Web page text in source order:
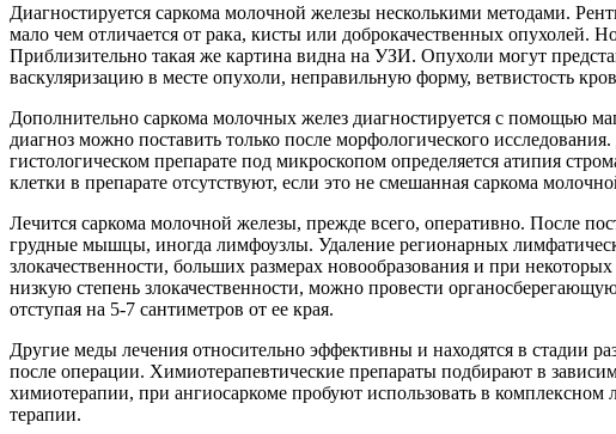
Диагностируется саркома молочной железы несколькими методами.
мало чем отличается от рака, кисты или доброкачественных опухолей.
Приблизительно такая же картина видна на УЗИ. Опухоли могут
васкуляризацию в месте опухоли, неправильную форму, ветвистость
Дополнительно саркома молочных желез диагностируется с помощью
диагноз можно поставить только после морфологического
гистологическом препарате под микроскопом определяется атипия
клетки в препарате отсутствуют, если это не смешанная саркома
Лечится саркома молочной железы, прежде всего, оперативно. После
грудные мышцы, иногда лимфоузлы. Удаление регионарных
злокачественности, больших размерах новообразования и при
низкую степень злокачественности, можно провести
отступая на 5-7 сантиметров от ее края.
Другие меды лечения относительно эффективны и находятся в стадии
после операции. Химиотерапевтические препараты подбирают в
химиотерапии, при ангиосаркоме пробуют использовать в
терапии.